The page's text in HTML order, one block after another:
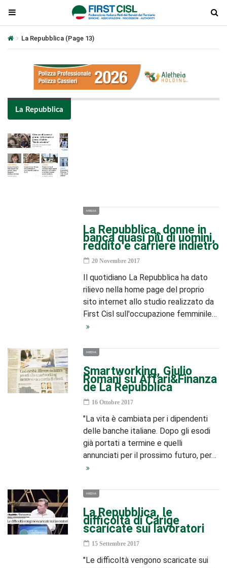
La Repubblica (Page 13)
La Repubblica
MEDIA
La Repubblica, donne in
banca quasi più di uomini,
reddito e carriere indietro
20 Novembre 2017
Il quotidiano La Repubblica ha dato
rilievo nella home page del proprio
sito internet allo studio realizzato da
First Cisl sull'occupazione femminile…
MEDIA
Smartworking, Giulio
Romani su Affari&Finanza
de La Repubblica
16 Ottobre 2017
"La vita è cambiata per i dipendenti
delle banche italiane. Dopo gli esodi
già portati a termine e quelli
annunciati per il prossimo futuro, per…
MEDIA
La Repubblica, le
difficoltà di Carige
scaricate sui lavoratori
15 Settembre 2017
"Le difficoltà vengono scaricate sui